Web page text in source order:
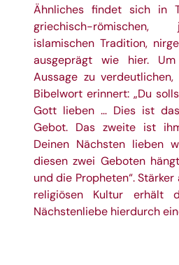
Ähnliches findet sich in
griechisch-
islamischen Tradition,
ausgeprägt wie hier.
Aussage zu
Bibelwort erinnert: „Du
Gott lieben … Dies ist
Gebot. Das zweite ist
Deinen Nächsten lieben
diesen zwei Geboten
und die Propheten“.
religiösen Kultur erhält
Nächstenliebe hierdurch